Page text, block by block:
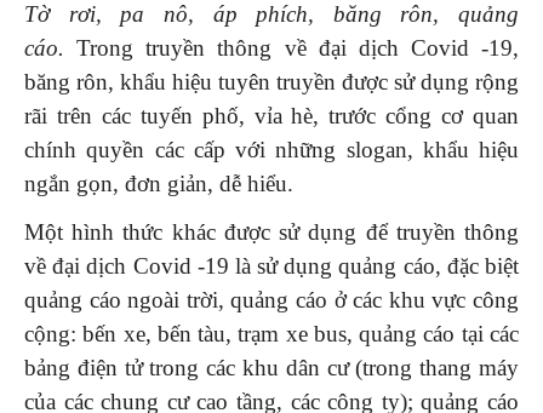
Tờ rơi, pa nô, áp phích, băng rôn, quảng
cáo.Trong truyền thông về đại dịch Covid -19,
băng rôn, khẩu hiệu tuyên truyền được sử dụng rộng
rãi trên các tuyến phố, vỉa hè, trước cổng cơ quan
chính quyền các cấp với những slogan, khẩu hiệu
ngắn gọn, đơn giản, dễ hiểu.
Một hình thức khác được sử dụng để truyền thông
về đại dịch Covid -19 là sử dụng quảng cáo, đặc biệt
quảng cáo ngoài trời, quảng cáo ở các khu vực công
cộng: bến xe, bến tàu, trạm xe bus, quảng cáo tại các
bảng điện tử trong các khu dân cư (trong thang máy
của các chung cư cao tầng, các công ty); quảng cáo